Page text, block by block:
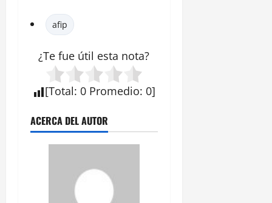
afip
¿Te fue útil esta nota?
[Total: 0 Promedio: 0]
ACERCA DEL AUTOR